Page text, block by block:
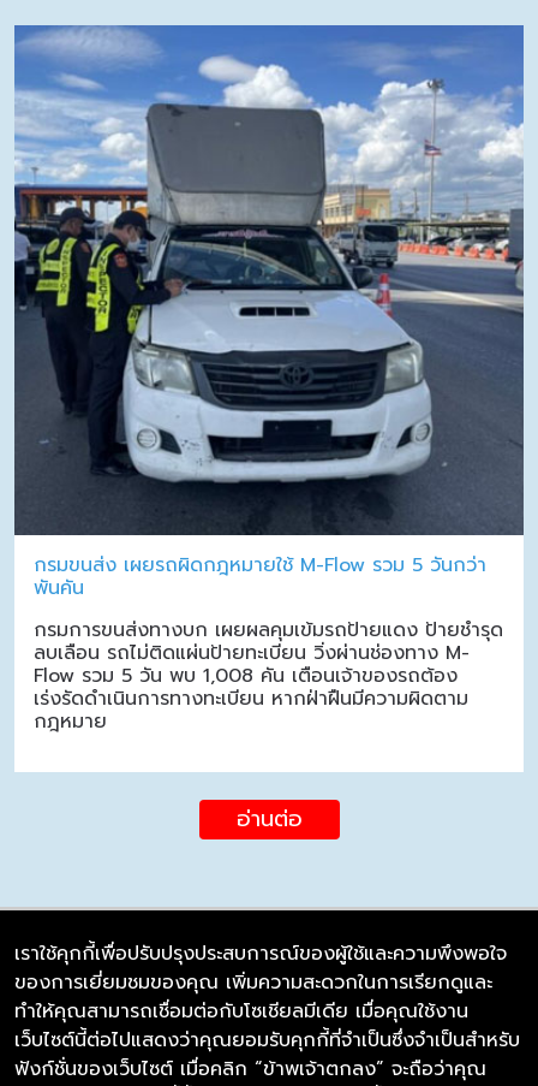
กรมขนส่ง เผยรถผิดกฎหมายใช้ M-Flow รวม 5 วันกว่า
พันคัน
กรมการขนส่งทางบก เผยผลคุมเข้มรถป้ายแดง ป้ายชำรุด
ลบเลือน รถไม่ติดแผ่นป้ายทะเบียน วิ่งผ่านช่องทาง M-
Flow รวม 5 วัน พบ 1,008 คัน เตือนเจ้าของรถต้อง
เร่งรัดดำเนินการทางทะเบียน หากฝ่าฝืนมีความผิดตาม
กฎหมาย
อ่านต่อ
บริษัท ซิมลิงค์ จำกัด
98/226 Bangrakyai-Baanmai Road,
Bangyai, Nonthaburi 11140
เราใช้คุกกี้เพื่อปรับปรุงประสบการณ์ของผู้ใช้และความพึงพอใจ
ของการเยี่ยมชมของคุณ เพิ่มความสะดวกในการเรียกดูและ
ทำให้คุณสามารถเชื่อมต่อกับโซเชียลมีเดีย เมื่อคุณใช้งาน
เว็บไซต์นี้ต่อไปแสดงว่าคุณยอมรับคุกกี้ที่จำเป็นซึ่งจำเป็นสำหรับ
ฟังก์ชั่นของเว็บไซต์ เมื่อคลิก “ข้าพเจ้าตกลง” จะถือว่าคุณ